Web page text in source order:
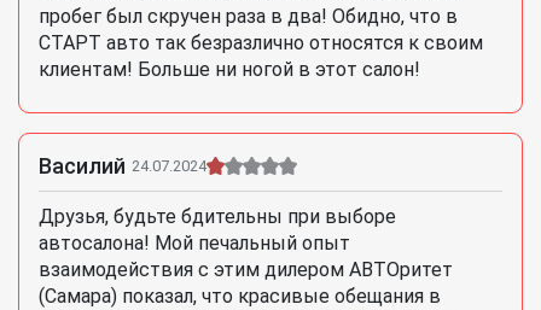
пробег был скручен раза в два! Обидно, что в
СТАРТ авто так безразлично относятся к своим
клиентам! Больше ни ногой в этот салон!
Василий 24.07.2024
Друзья, будьте бдительны при выборе
автосалона! Мой печальный опыт
взаимодействия с этим дилером АВТОритет
(Самара) показал, что красивые обещания в